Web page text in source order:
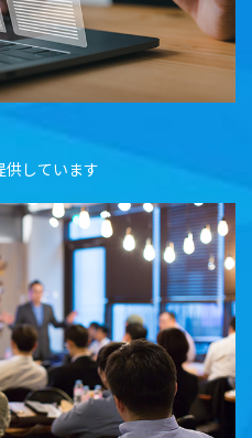
供しています